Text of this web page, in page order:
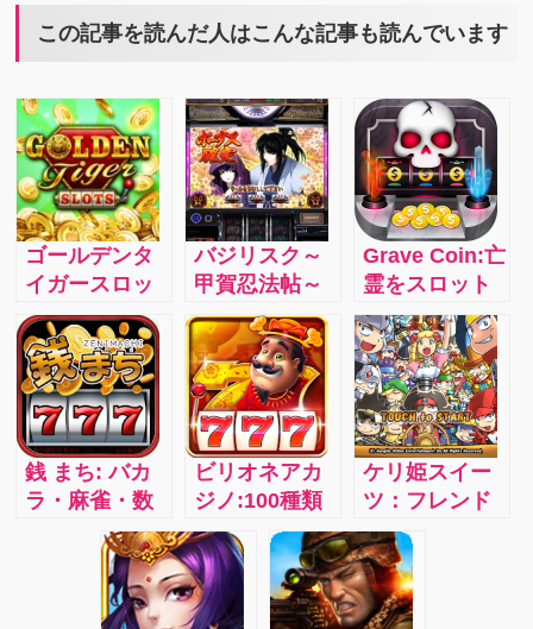
この記事を読んだ人はこんな記事も読んでいます
ゴールデンタ
イガースロッ
ト：有名なス
ロット機を
100％モバイル
で再現！実際
にカジノにい
るような雰囲
気で遊ぼう！
バジリスク～
甲賀忍法帖～
Ⅱ：和風だか
ら、わりと静
かにプレイで
きて落ち着き
ます。
Grave Coin:亡
霊をスロット
で倒すという
一風変わった
スロット
銭 まち: バカ
ラ・麻雀・数
十種類のスロ
ット、全ての
カジノゲーム
を遊び尽くそ
ビリオネアカ
ジノ:100種類
以上の本格ス
ロット、ブラ
ックジャッ
ク、ルーレッ
ケリ姫スイー
ツ：フレンド
同士でスコア
を競ってワイ
ワイ攻略！！